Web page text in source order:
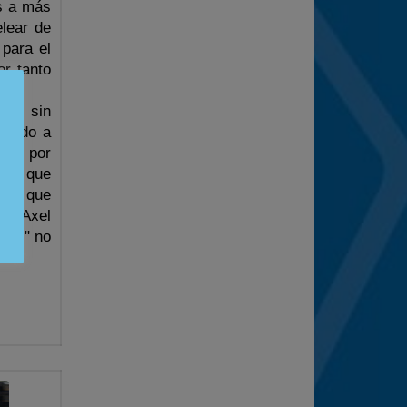
a más
de
el
tanto
sin
a
por
que
que
Axel
no